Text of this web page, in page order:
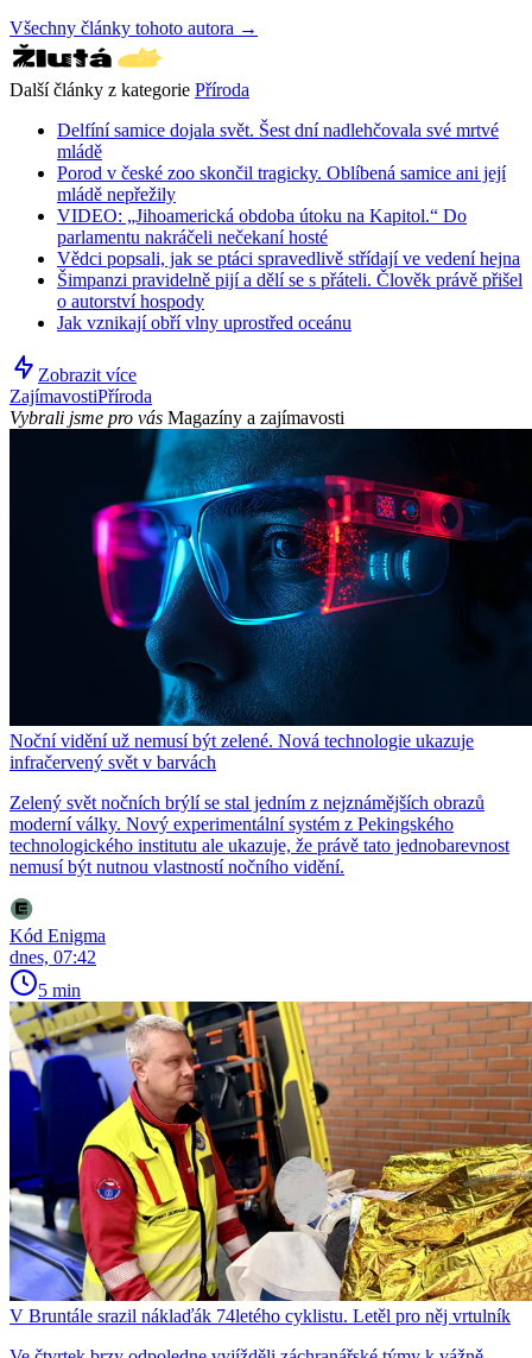
Všechny články tohoto autora →
Další články z kategorie Příroda
Delfíní samice dojala svět. Šest dní nadlehčovala své mrtvé
mládě
Porod v české zoo skončil tragicky. Oblíbená samice ani její
mládě nepřežily
VIDEO: „Jihoamerická obdoba útoku na Kapitol.“ Do
parlamentu nakráčeli nečekaní hosté
Vědci popsali, jak se ptáci spravedlivě střídají ve vedení hejna
Šimpanzi pravidelně pijí a dělí se s přáteli. Člověk právě přišel
o autorství hospody
Jak vznikají obří vlny uprostřed oceánu
Zobrazit více
ZajímavostiPříroda
Vybrali jsme pro vás Magazíny a zajímavosti
Noční vidění už nemusí být zelené. Nová technologie ukazuje
infračervený svět v barvách
Zelený svět nočních brýlí se stal jedním z nejznámějších obrazů
moderní války. Nový experimentální systém z Pekingského
technologického institutu ale ukazuje, že právě tato jednobarevnost
nemusí být nutnou vlastností nočního vidění.
Kód Enigma
dnes, 07:42
5 min
V Bruntále srazil náklaďák 74letého cyklistu. Letěl pro něj vrtulník